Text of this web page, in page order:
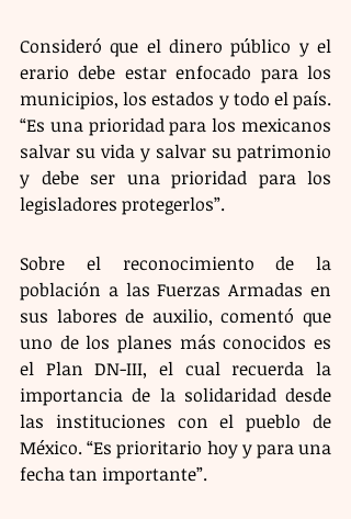
Consideró que el dinero público y el
erario debe estar enfocado para los
municipios, los estados y todo el país.
“Es una prioridad para los mexicanos
salvar su vida y salvar su patrimonio
y debe ser una prioridad para los
legisladores protegerlos”.
Sobre el reconocimiento de la
población a las Fuerzas Armadas en
sus labores de auxilio, comentó que
uno de los planes más conocidos es
el Plan DN-III, el cual recuerda la
importancia de la solidaridad desde
las instituciones con el pueblo de
México. “Es prioritario hoy y para una
fecha tan importante”.